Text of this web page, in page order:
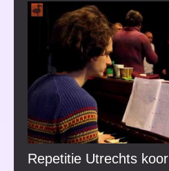
Repetitie Utrechts koor